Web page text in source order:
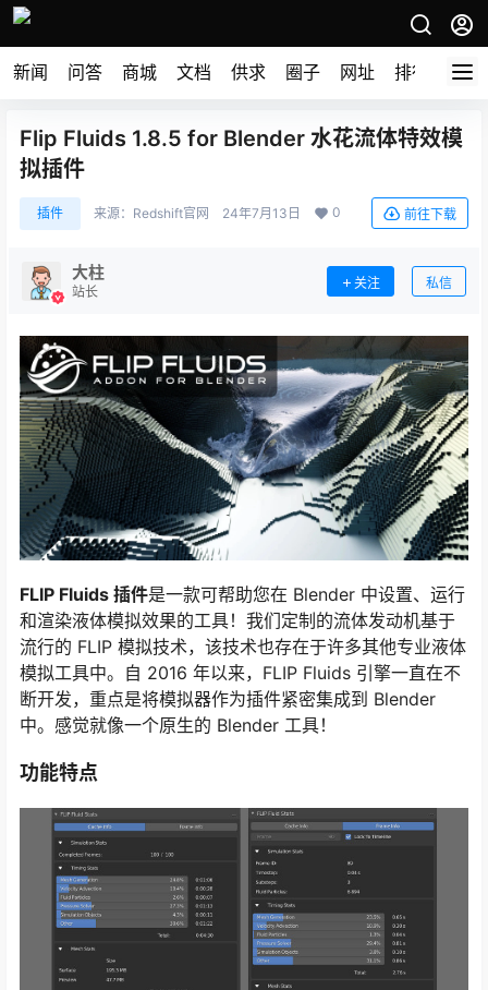
新闻 问答 商城 文档 供求 圈子 网址 排行榜
Flip Fluids 1.8.5 for Blender 水花流体特效模
拟插件
插件 来源： Redshift官网 24年7月13日 0 前往下载
大柱
站长
关注 私信
FLIP Fluids 插件是一款可帮助您在 Blender 中设置、运行
和渲染液体模拟效果的工具！我们定制的流体发动机基于
流行的 FLIP 模拟技术，该技术也存在于许多其他专业液体
模拟工具中。自 2016 年以来，FLIP Fluids 引擎一直在不
断开发，重点是将模拟器作为插件紧密集成到 Blender
中。感觉就像一个原生的 Blender 工具！
功能特点